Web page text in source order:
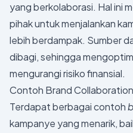
yang berkolaborasi. Hal ini
pihak untuk menjalankan
lebih berdampak. Sumber
dibagi, sehingga
mengurangi risiko finansial.
Contoh Brand Collaboration
Terdapat berbagai contoh
kampanye yang menarik,